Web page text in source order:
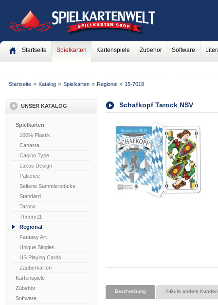
Startseite Spielkarten Kartenspiele Zubehör Software
Startseite » Katalog » Spielkarten » Regional » 15-7018
UNSER KATALOG
Spielkarten
100% Plastik
Canasta
Casino Type
Luxus Design
Patience
Seltene Sammlerstücke
Standard
Tarock
Theory11
Regional
Fantasy Art
Unique Singles
US Playing Cards
Zauberkarten
Kartenspiele
Zubehör
Software
Schafkopf Tarock NSV
Beschreibung K�ufe andere Kunden